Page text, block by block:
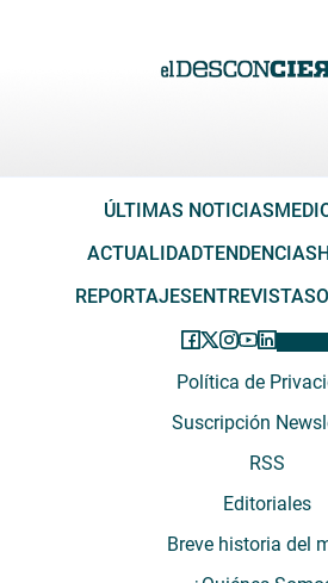
ÚLTIMAS NOTICIAS
ACTUALIDADTENDENCIAS
REPORTAJESENTREVISTAS
Política de
Suscripción
RSS
Editoriales
Breve historia del